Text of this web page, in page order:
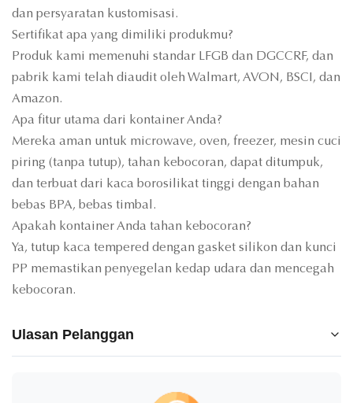
dan persyaratan kustomisasi.
Sertifikat apa yang dimiliki produkmu?
Produk kami memenuhi standar LFGB dan DGCCRF, dan
pabrik kami telah diaudit oleh Walmart, AVON, BSCI, dan
Amazon.
Apa fitur utama dari kontainer Anda?
Mereka aman untuk microwave, oven, freezer, mesin cuci
piring (tanpa tutup), tahan kebocoran, dapat ditumpuk,
dan terbuat dari kaca borosilikat tinggi dengan bahan
bebas BPA, bebas timbal.
Apakah kontainer Anda tahan kebocoran?
Ya, tutup kaca tempered dengan gasket silikon dan kunci
PP memastikan penyegelan kedap udara dan mencegah
kebocoran.
Ulasan Pelanggan
5.0